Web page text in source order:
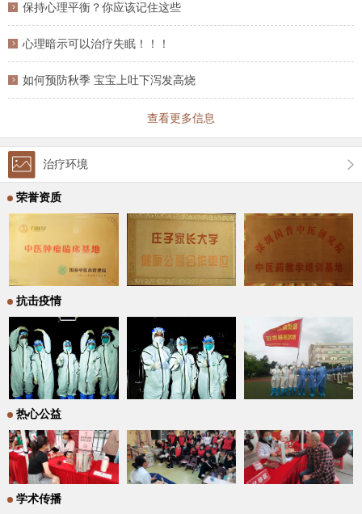
保持心理平衡？你应该记住这些
心理暗示可以治疗失眠！！！
如何预防秋季 宝宝上吐下泻发高烧
查看更多信息
治疗环境
荣誉资质
抗击疫情
热心公益
学术传播